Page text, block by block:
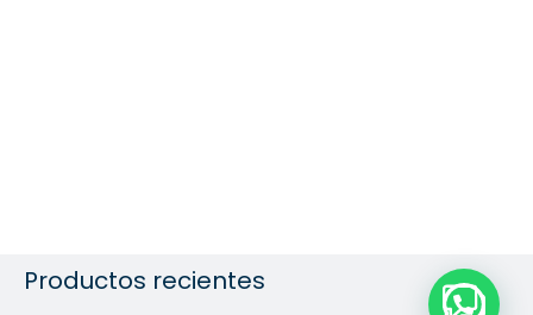
Productos recientes